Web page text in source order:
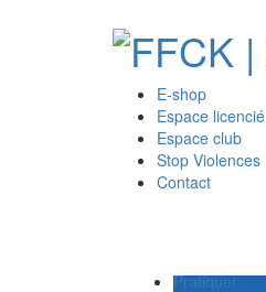
E-shop
Espace licencié
Espace club
Stop Violences
Contact
Pratiquer